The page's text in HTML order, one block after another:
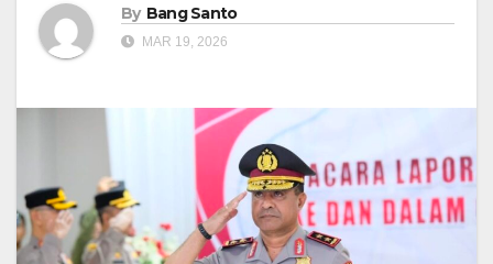
By Bang Santo
MAR 19, 2026